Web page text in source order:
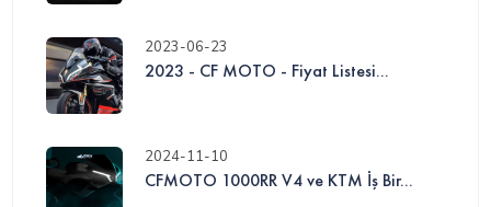
2023-06-23
2023 - CF MOTO - Fiyat Listesi...
2024-11-10
CFMOTO 1000RR V4 ve KTM İş Bir...